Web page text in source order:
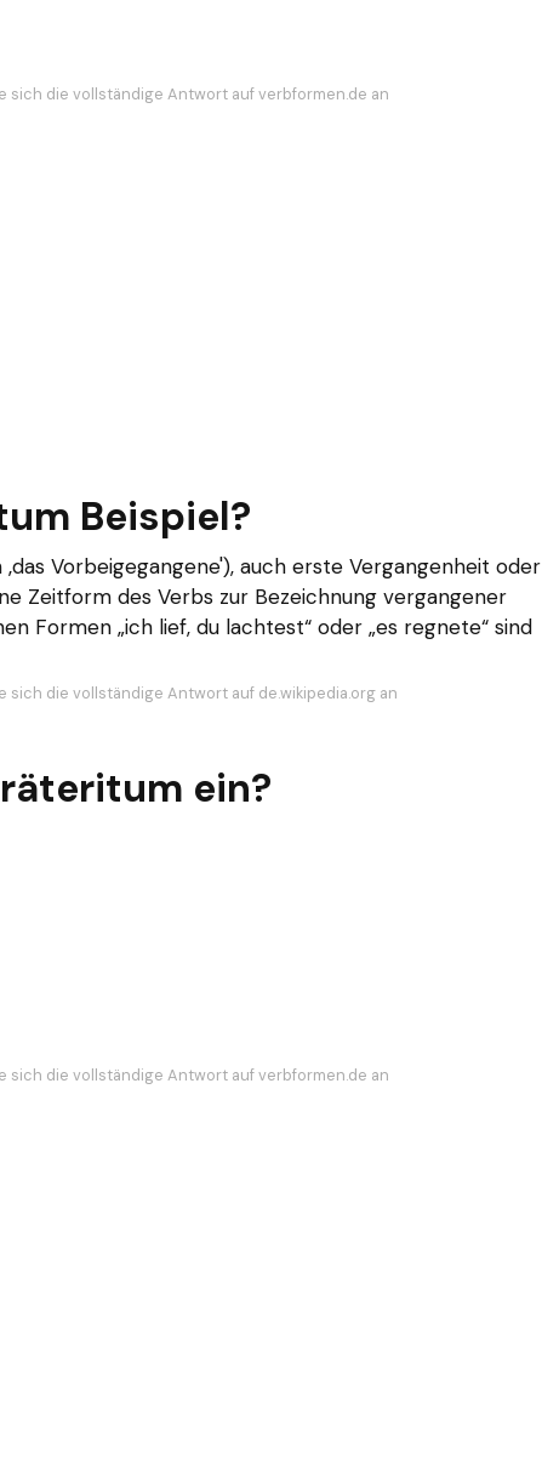
sich die vollständige Antwort auf verbformen.de an
Beispiel?
Vorbeigegangene'), auch erste Vergangenheit oder
Zeitform des Verbs zur Bezeichnung vergangener
Formen „ich lief, du lachtest“ oder „es regnete“ sind
sich die vollständige Antwort auf de.wikipedia.org an
ein?
sich die vollständige Antwort auf verbformen.de an